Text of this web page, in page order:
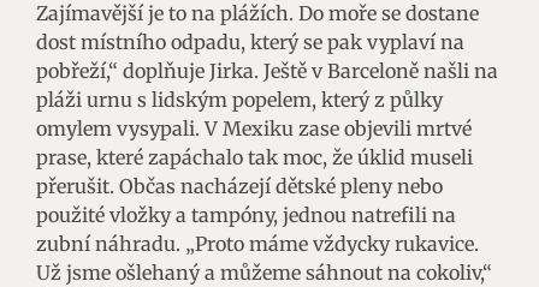
Zajímavější je to na plážích. Do moře se dostane
dost místního odpadu, který se pak vyplaví na
pobřeží,“ doplňuje Jirka. Ještě v Barceloně našli na
pláži urnu s lidským popelem, který z půlky
omylem vysypali. V Mexiku zase objevili mrtvé
prase, které zapáchalo tak moc, že úklid museli
přerušit. Občas nacházejí dětské pleny nebo
použité vložky a tampóny, jednou natrefili na
zubní náhradu. „Proto máme vždycky rukavice.
Už jsme ošlehaný a můžeme sáhnout na cokoliv,“